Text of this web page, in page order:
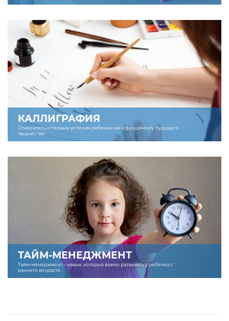
КАЛЛИГРАФИЯ
Относитесь к первым успехам ребенка как к фундаменту будущего
творчества.
ТАЙМ-МЕНЕДЖМЕНТ
Тайм-менеджмент – навык, который важно развивать у ребенка с
раннего возраста.